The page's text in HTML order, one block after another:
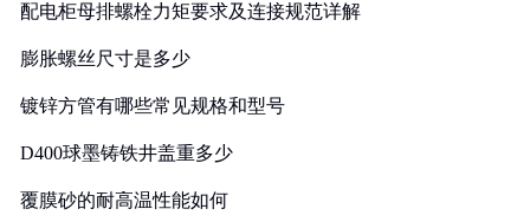
配电柜母排螺栓力矩要求及连接规范详解
膨胀螺丝尺寸是多少
镀锌方管有哪些常见规格和型号
D400球墨铸铁井盖重多少
覆膜砂的耐高温性能如何